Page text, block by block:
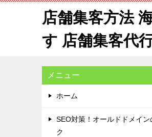
店舗集客方法
す 店舗集客代
メニュー
ホーム
SEO対策！オールドドメイン
ク